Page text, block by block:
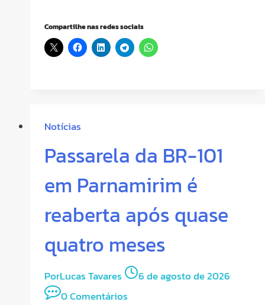
Compartilhe nas redes sociais
Notícias
Passarela da BR-101
em Parnamirim é
reaberta após quase
quatro meses
PorLucas Tavares
6 de agosto de 2026
0 Comentários